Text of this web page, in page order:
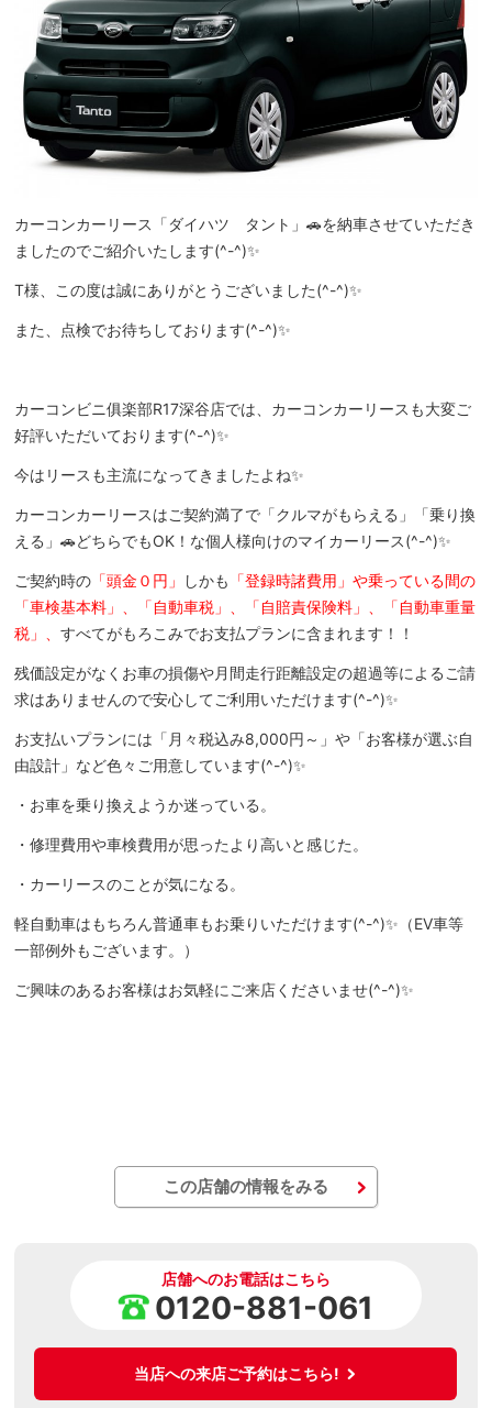
カーコンカーリース「ダイハツ タント」🚗を納車させていただき
ましたのでご紹介いたします(^-^)✨
T様、この度は誠にありがとうございました(^-^)✨
また、点検でお待ちしております(^-^)✨
カーコンビニ俱楽部R17深谷店では、カーコンカーリースも大変ご
好評いただいております(^-^)✨
今はリースも主流になってきましたよね✨
カーコンカーリースはご契約満了で「クルマがもらえる」「乗り換
える」🚗どちらでもOK！な個人様向けのマイカーリース(^-^)✨
ご契約時の 「頭金０円」 しかも 「登録時諸費用」や乗っている間の
「車検基本料」、「自動車税」、「自賠責保険料」、「自動車重量
税」、すべてがもろこみでお支払プランに含まれます！！
残価設定がなくお車の損傷や月間走行距離設定の超過等によるご請
求はありませんので安心してご利用いただけます(^-^)✨
お支払いプランには「月々税込み8,000円～」や「お客様が選ぶ自
由設計」など色々ご用意しています(^-^)✨
・お車を乗り換えようか迷っている。
・修理費用や車検費用が思ったより高いと感じた。
・カーリースのことが気になる。
軽自動車はもちろん普通車もお乗りいただけます(^-^)✨（EV車等
一部例外もございます。）
ご興味のあるお客様はお気軽にご来店くださいませ(^-^)✨
この店舗の情報をみる
店舗へのお電話はこちら
0120-881-061
当店への来店ご予約はこちら!